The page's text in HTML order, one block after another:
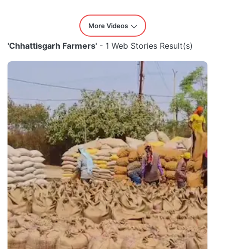
More Videos
'Chhattisgarh Farmers' - 1 Web Stories Result(s)